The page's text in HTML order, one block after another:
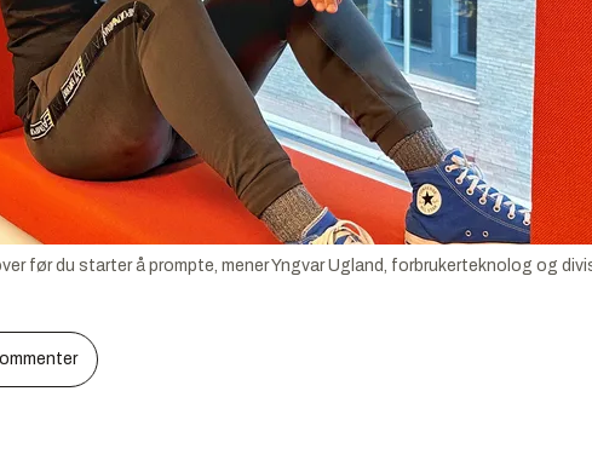
før du starter å prompte, mener Yngvar Ugland, forbrukerteknolog og